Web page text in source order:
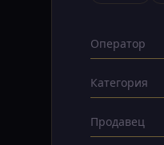
Оператор
Категория
Продавец